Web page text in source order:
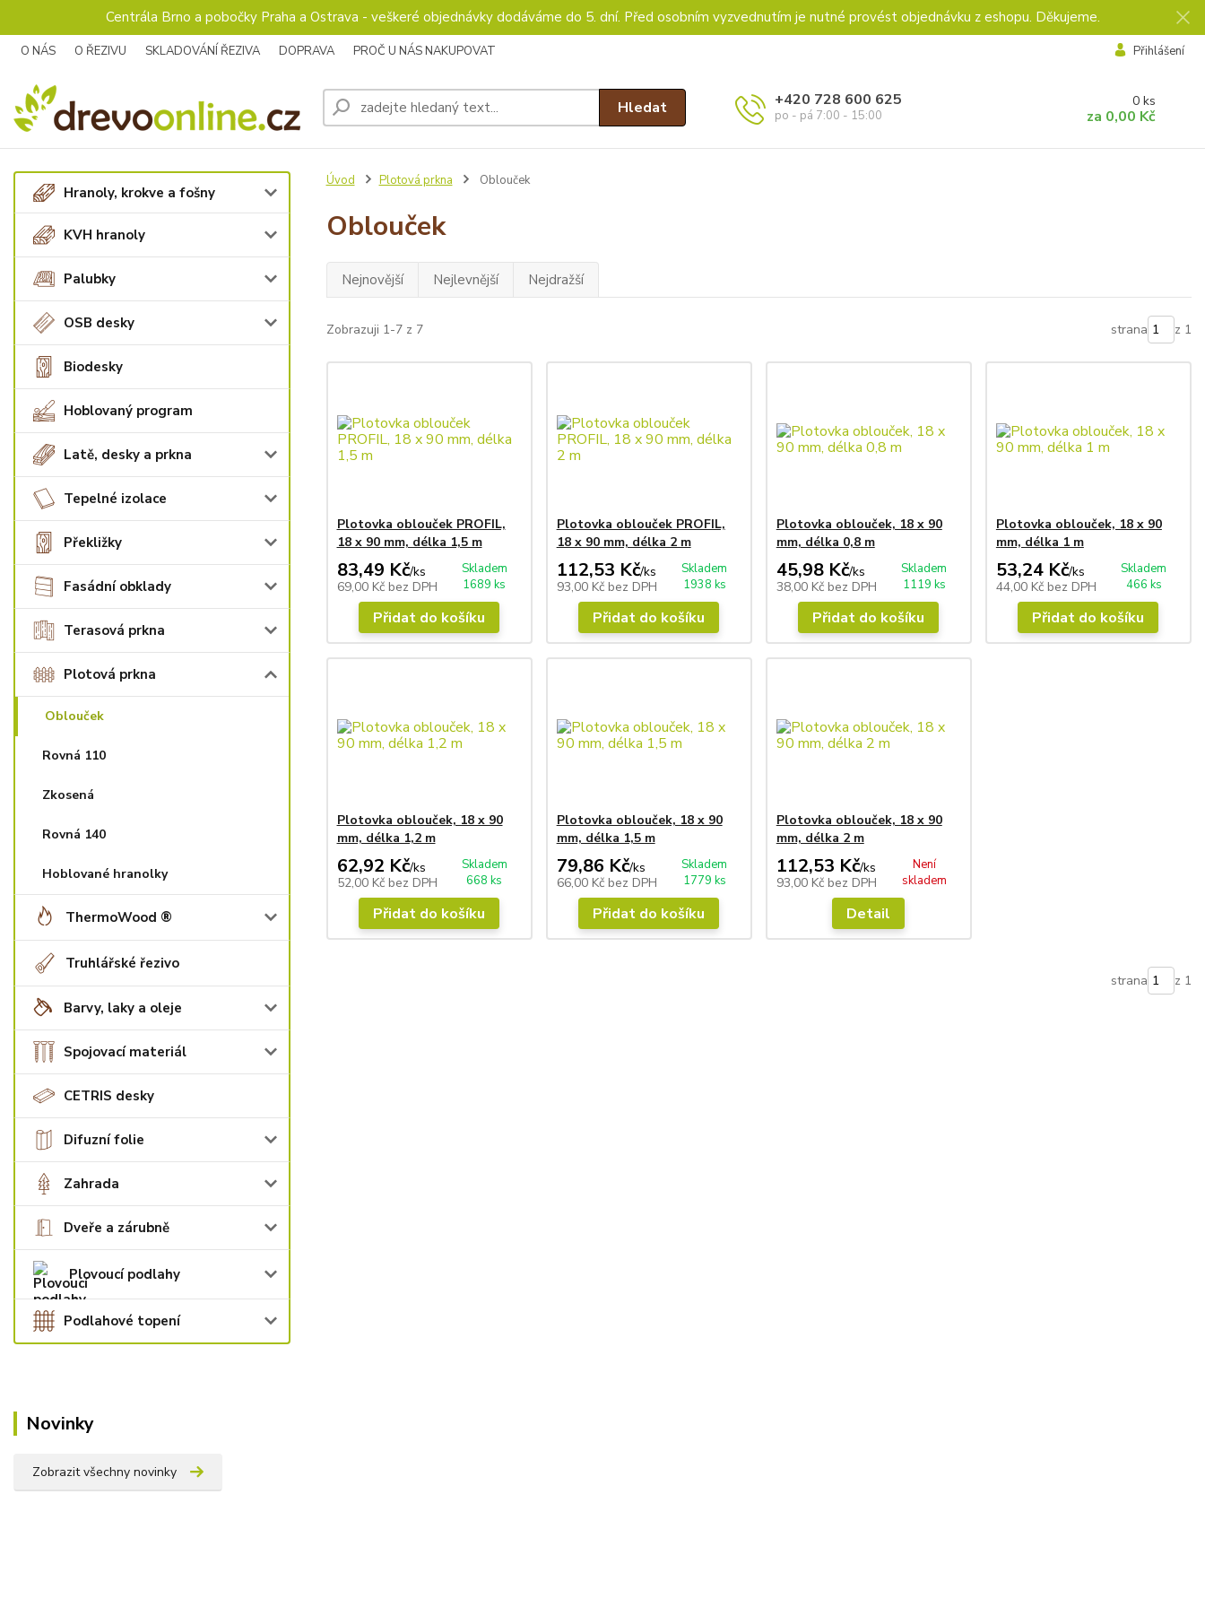
Centrála Brno a pobočky Praha a Ostrava - veškeré objednávky dodáváme do 5. dní. Před osobním vyzvednutím je nutné provést objednávku z eshopu. Děkujeme.
O NÁS O ŘEZIVU SKLADOVÁNÍ ŘEZIVA DOPRAVA PROČ U NÁS NAKUPOVAT Přihlášení
Hledat +420 728 600 625
po - pá 7:00 - 15:00
0 ks
za 0,00 Kč
Hranoly, krokve a fošny
KVH hranoly
Palubky
OSB desky
Biodesky
Hoblovaný program
Latě, desky a prkna
Tepelné izolace
Překližky
Fasádní obklady
Terasová prkna
Plotová prkna
Oblouček
Rovná 110
Zkosená
Rovná 140
Hoblované hranolky
ThermoWood ®
Truhlářské řezivo
Barvy, laky a oleje
Spojovací materiál
CETRIS desky
Difuzní folie
Zahrada
Dveře a zárubně
Plovoucí podlahy
Podlahové topení
Novinky
Zobrazit všechny novinky
Úvod Plotová prkna Oblouček
Oblouček
Nejnovější Nejlevnější Nejdražší
Zobrazuji 1-7 z 7 strana z 1
Plotovka oblouček PROFIL,
18 x 90 mm, délka 1,5 m
83,49 Kč/ks
69,00 Kč bez DPH
Skladem
1689 ks
Přidat do košíku
Plotovka oblouček PROFIL,
18 x 90 mm, délka 2 m
112,53 Kč/ks
93,00 Kč bez DPH
Skladem
1938 ks
Přidat do košíku
Plotovka oblouček, 18 x 90
mm, délka 0,8 m
45,98 Kč/ks
38,00 Kč bez DPH
Skladem
1119 ks
Přidat do košíku
Plotovka oblouček, 18 x 90
mm, délka 1 m
53,24 Kč/ks
44,00 Kč bez DPH
Skladem
466 ks
Přidat do košíku
Plotovka oblouček, 18 x 90
mm, délka 1,2 m
62,92 Kč/ks
52,00 Kč bez DPH
Skladem
668 ks
Přidat do košíku
Plotovka oblouček, 18 x 90
mm, délka 1,5 m
79,86 Kč/ks
66,00 Kč bez DPH
Skladem
1779 ks
Přidat do košíku
Plotovka oblouček, 18 x 90
mm, délka 2 m
112,53 Kč/ks
93,00 Kč bez DPH
Není
skladem
Detail
strana z 1